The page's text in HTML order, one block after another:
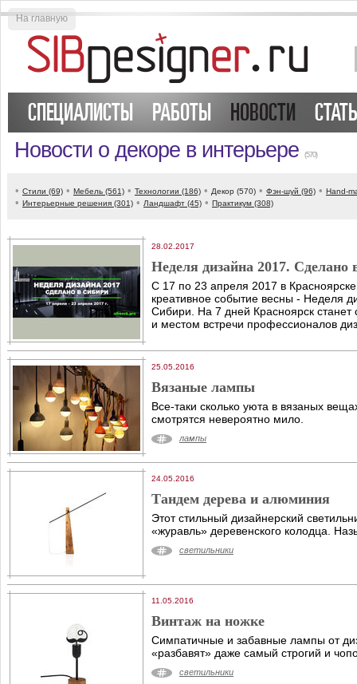
СПЕЦИАЛИСТЫ РАБОТЫ НОВОСТИ
Новости о декоре в интерьере (570)
• Стили (69) • Мебель (561) • Технологии (186) • Декор (570) • Фэн-шуй (96) • Hand-
• Интерьерные решения (301) • Ландшафт (45) • Практикум (308)
28.02.2017
Неделя дизайна 2017. Сделано
C 17 по 23 апреля 2017 в
креативное событие весны - Неделя
Сибири. На 7 дней Красноярск станет
и местом встречи профессионалов
25.05.2016
Вязаные лампы
Все-таки сколько уюта в вязаных
смотрятся невероятно мило.
лампы
24.05.2016
Тандем дерева и алюминия
Этот стильный дизайнерский
«журавль» деревенского колодца.
светильники
11.05.2016
Винтаж на ножке
Симпатичные и забавные лампы от
«разбавят» даже самый строгий и
светильники
На главную